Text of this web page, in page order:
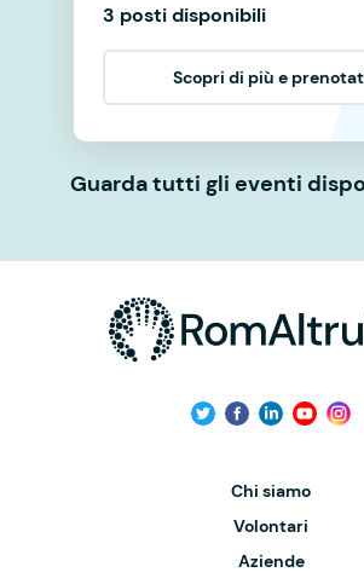
3 posti disponibili
Scopri di più e
Guarda tutti gli eventi
Chi siamo
Volontari
Aziende